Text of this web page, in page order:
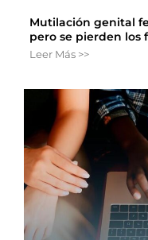
Mutilación genital
pero se pierden los
Leer Más >>